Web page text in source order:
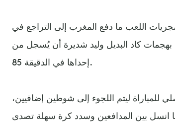
اللعب ما دفع المغرب إلى التراجع في
بهجمات كاد البديل وليد شديرة أن يُسجل من
إحداها في الدقيقة 85.
للمباراة ليتم اللجوء إلى شوطين إضافيين،
انسل بين المدافعين وسدد كرة سهلة تصدى